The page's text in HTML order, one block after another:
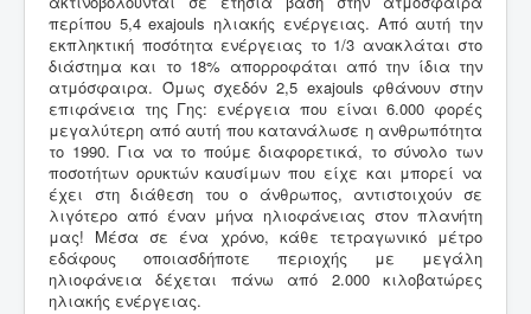
περίπου 5,4 exajouls ηλιακής ενέργειας. Από αυτή την
εκπληκτική ποσότητα ενέργειας το 1/3 ανακλάται στο
διάστημα και το 18% απορροφάται από την ίδια την
ατμόσφαιρα. Όμως σχεδόν 2,5 exajouls φθάνουν στην
επιφάνεια της Γης: ενέργεια που είναι 6.000 φορές
μεγαλύτερη από αυτή που κατανάλωσε η ανθρωπότητα
το 1990. Για να το πούμε διαφορετικά, το σύνολο των
ποσοτήτων ορυκτών καυσίμων που είχε και μπορεί να
έχει στη διάθεση του ο άνθρωπος, αντιστοιχούν σε
λιγότερο από έναν μήνα ηλιοφάνειας στον πλανήτη
μας! Μέσα σε ένα χρόνο, κάθε τετραγωνικό μέτρο
εδάφους οποιασδήποτε περιοχής με μεγάλη
ηλιοφάνεια δέχεται πάνω από 2.000 κιλοβατώρες
ηλιακής ενέργειας.